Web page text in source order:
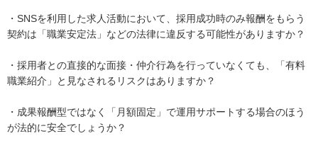
・SNSを利用した求人活動において、採用成功時のみ報酬をもらう
契約は「職業安定法」などの法律に違反する可能性がありますか？
・採用者との直接的な面接・仲介行為を行っていなくても、「有料
職業紹介」と見なされるリスクはありますか？
・成果報酬型ではなく「月額固定」で運用サポートする場合のほう
が法的に安全でしょうか？